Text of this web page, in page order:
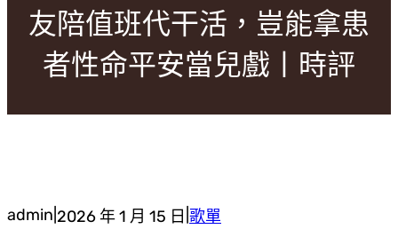
友陪值班代干活，豈能拿患
者性命平安當兒戲丨時評
admin 2026 年 1 月 15 日 歌單